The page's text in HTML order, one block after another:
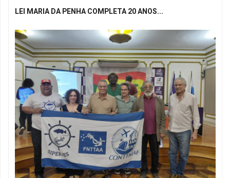
LEI MARIA DA PENHA COMPLETA 20 ANOS...